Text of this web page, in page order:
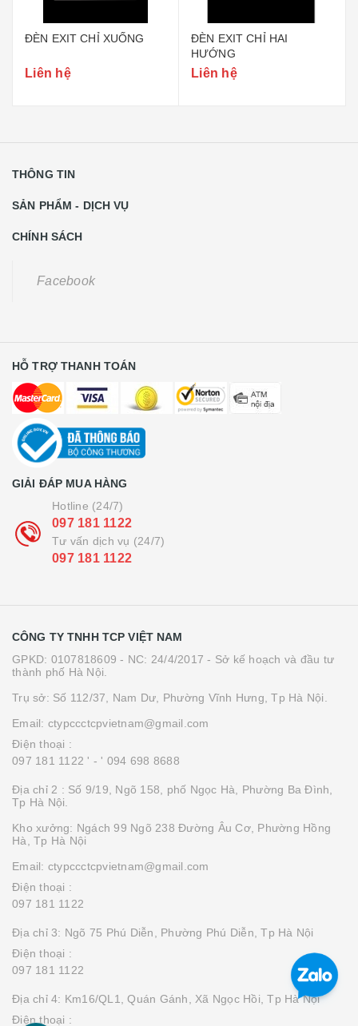
ĐÈN EXIT CHỈ XUỐNG
Liên hệ
ĐÈN EXIT CHỈ HAI
HƯỚNG
Liên hệ
THÔNG TIN
SẢN PHẨM - DỊCH VỤ
CHÍNH SÁCH
Facebook
HỖ TRỢ THANH TOÁN
GIẢI ĐÁP MUA HÀNG
Hotline (24/7)
097 181 1122
Tư vấn dịch vụ (24/7)
097 181 1122
CÔNG TY TNHH TCP VIỆT NAM
GPKD: 0107818609 - NC: 24/4/2017 - Sở kế hoạch và đầu tư
thành phố Hà Nội.
Trụ sở: Số 112/37, Nam Dư, Phường Vĩnh Hưng, Tp Hà Nội.
Email: ctypccctcpvietnam@gmail.com
Điện thoại :
097 181 1122 ' - ' 094 698 8688
Địa chỉ 2 : Số 9/19, Ngõ 158, phố Ngọc Hà, Phường Ba Đình,
Tp Hà Nội.
Kho xưởng: Ngách 99 Ngõ 238 Đường Âu Cơ, Phường Hồng
Hà, Tp Hà Nội
Email: ctypccctcpvietnam@gmail.com
Điện thoại :
097 181 1122
Địa chỉ 3: Ngõ 75 Phú Diễn, Phường Phú Diễn, Tp Hà Nội
Điện thoại :
097 181 1122
Địa chỉ 4: Km16/QL1, Quán Gánh, Xã Ngọc Hồi, Tp Hà Nội
Điện thoại :